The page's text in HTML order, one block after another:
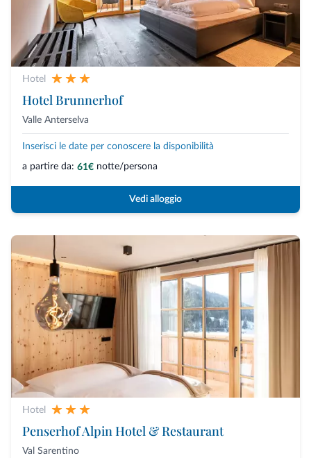
Hotel
Hotel Brunnerhof
Valle Anterselva
Inserisci le date per conoscere la disponibilità
a partire da: 61€ notte/persona
Vedi alloggio
Hotel
Penserhof Alpin Hotel & Restaurant
Val Sarentino